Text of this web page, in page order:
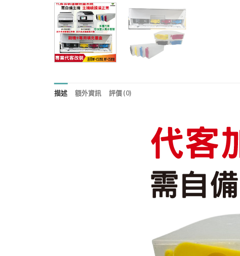
描述 額外資訊 評價 (0)